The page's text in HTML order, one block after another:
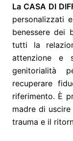
La CASA DI
personalizzati
benessere dei
tutti la
attenzione e
genitorialità
recuperare
riferimento. È
madre di
trauma e il